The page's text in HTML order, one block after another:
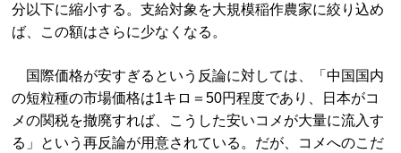
分以下に縮小する。支給対象を大規模稲作農家に絞り込め
ば、この額はさらに少なくなる。
国際価格が安すぎるという反論に対しては、「中国国内
の短粒種の市場価格は1キロ＝50円程度であり、日本がコ
メの関税を撤廃すれば、こうした安いコメが大量に流入す
る」という再反論が用意されている。だが、コメへのこだ